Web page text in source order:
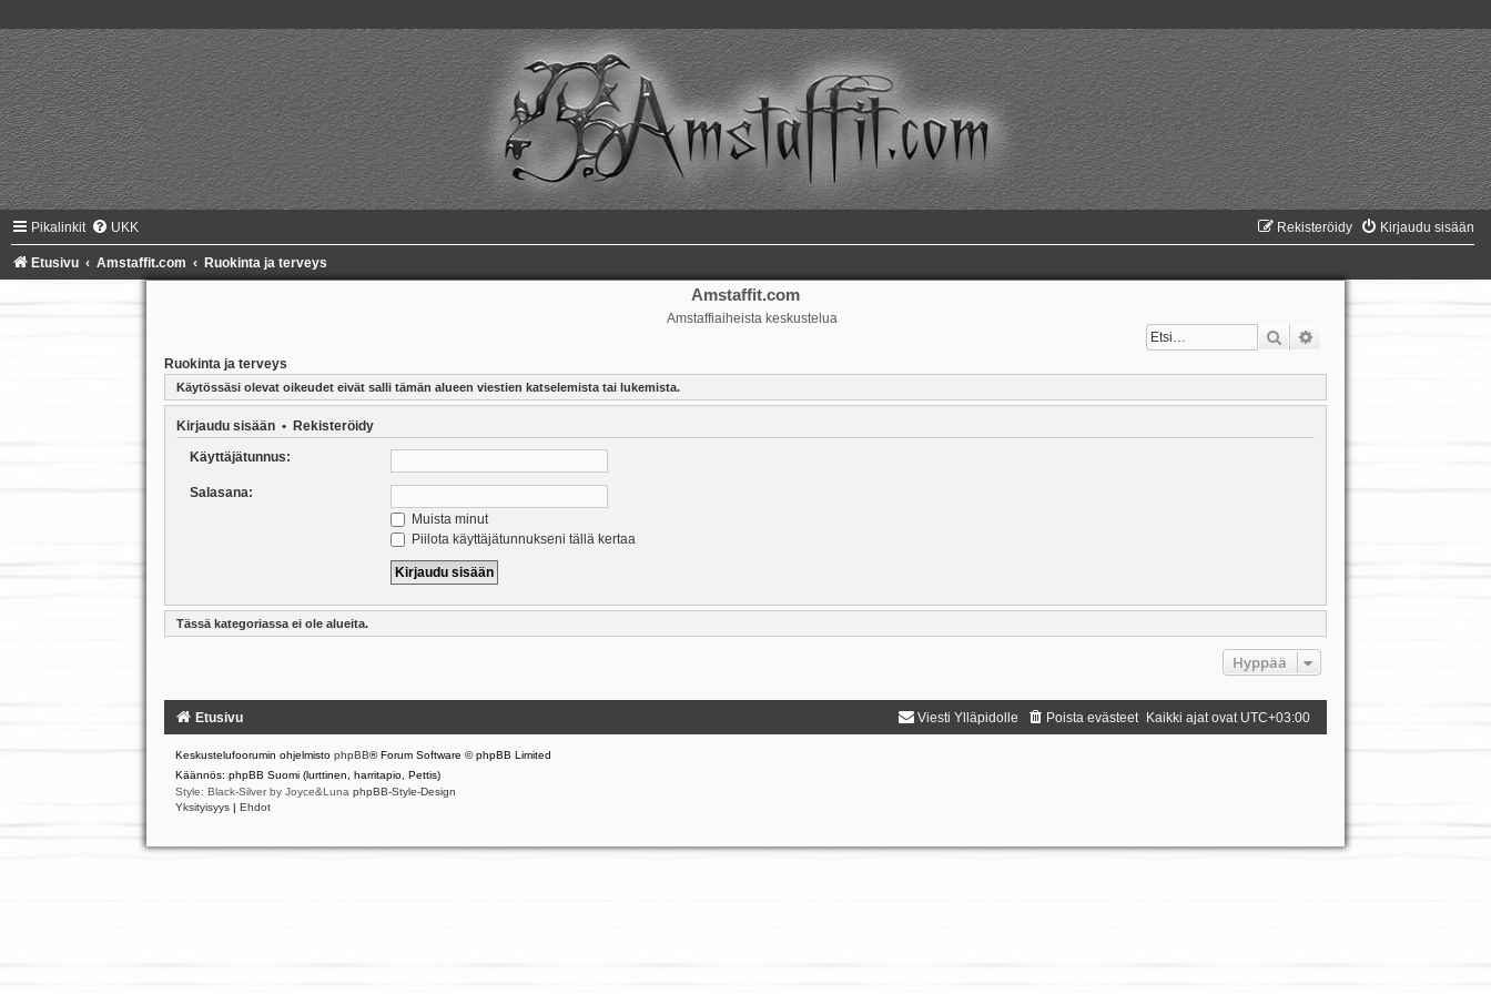
Pikalinkit UKK Kirjaudu sisään
Rekisteröidy
Etusivu Amstaffit.com Ruokinta ja terveys
Amstaffit.com
Amstaffiaiheista keskustelua
Etsi
Ruokinta ja terveys
Käytössäsi olevat oikeudet eivät salli tämän alueen viestien katselemista tai lukemista.
Kirjaudu sisään• Rekisteröidy
Käyttäjätunnus:
Salasana:
Muista minut
Piilota käyttäjätunnukseni tällä kertaa
Tässä kategoriassa ei ole alueita.
Hyppää
Etusivu Kaikki ajat ovat UTC+03:00
Poista evästeet
Viesti Ylläpidolle
Keskustelufoorumin ohjelmisto phpBB® Forum Software © phpBB Limited
Käännös: phpBB Suomi (lurttinen, harritapio, Pettis)
Style: Black-Silver by Joyce&Luna phpBB-Style-Design
Yksityisyys | Ehdot